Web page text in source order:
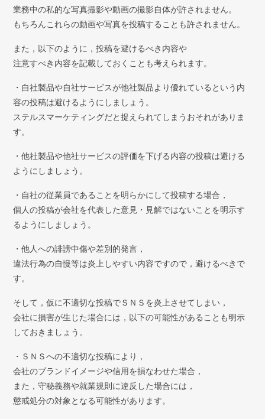
業務中の私的な写真撮影や動画の撮影自体が許されません。
もちろんこれらの動画や写真を投稿することも許されません。
また，以下のように，投稿を避けるべき内容や
注意すべき内容を記載しておくことも考えられます。
・自社製品や自社サービスが他社製品より優れているという内
容の投稿は避けるようにしましょう。
ステルスマーケティングだと捉えられてしまうおそれがありま
す。
・他社製品や他社サービスの評価を下げる内容の投稿は避ける
ようにしましょう。
・自社の従業員であることを明らかにして投稿する場合，
個人の投稿が会社を代表した意見・見解ではないことを明示す
るようにしましょう。
・他人への誹謗中傷や差別的発言，
違法行為の自慢等は炎上しやすい内容ですので，避けるべきで
す。
そして，仮に不適切な投稿でＳＮＳを炎上させてしまい，
会社に損害が生じた場合には，以下の可能性があることも明示
しておきましょう。
・ＳＮＳへの不適切な投稿により，
会社のブランドイメージや信用を損なわせた場合，
また，守秘義務や就業規則に違反した場合には，
懲戒処分の対象となる可能性があります。